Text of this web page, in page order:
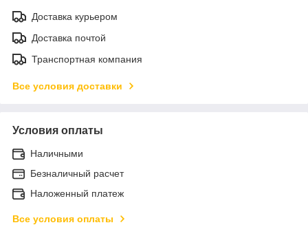
Доставка курьером
Доставка почтой
Транспортная компания
Все условия доставки
Условия оплаты
Наличными
Безналичный расчет
Наложенный платеж
Все условия оплаты